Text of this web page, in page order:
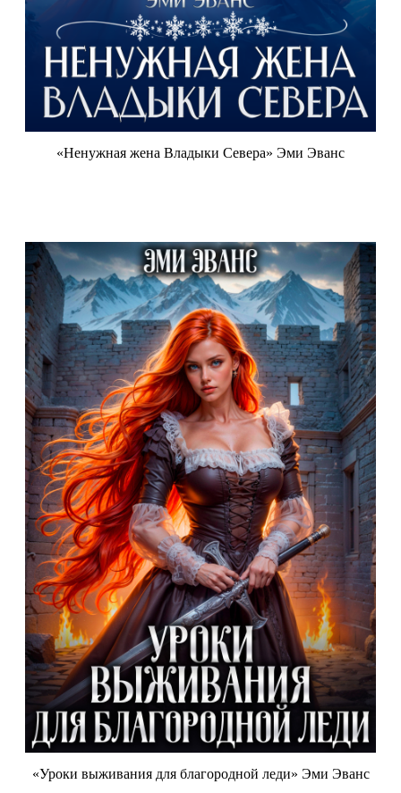
«Ненужная жена Владыки Севера» Эми Эванс
«Уроки выживания для благородной леди» Эми Эванс